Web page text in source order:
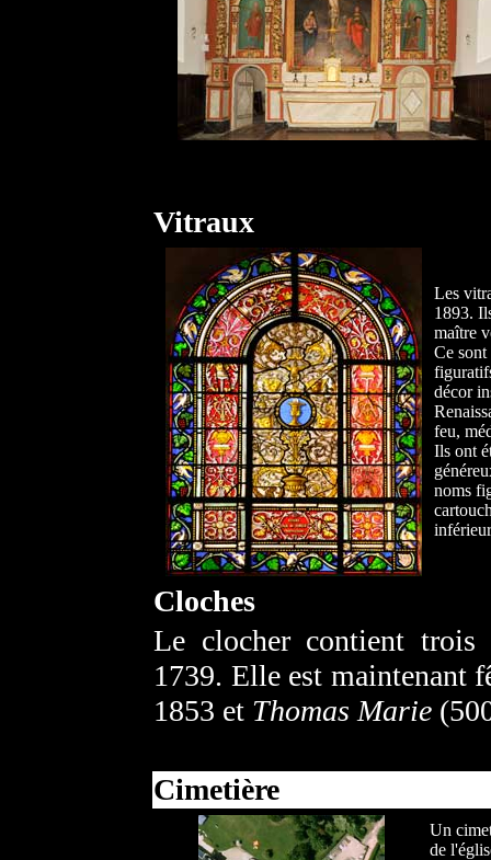
Vitraux
Les
1893.
maître
Ce
décor
feu,
Ils ont
noms
Cloches
Le clocher contient
1739. Elle est maintenant
1853 et Thomas Marie
Cimetière
Un
de